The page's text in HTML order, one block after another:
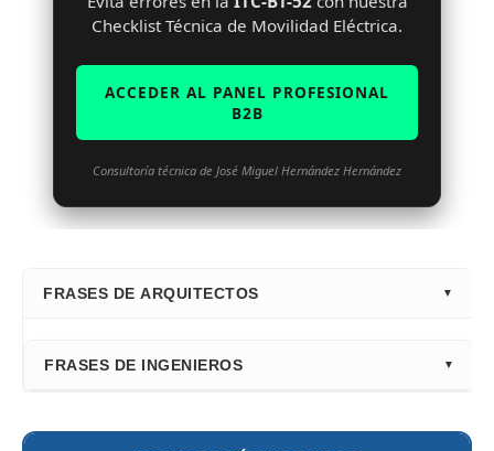
Checklist Técnica de Movilidad Eléctrica.
ACCEDER AL PANEL PROFESIONAL
B2B
Consultoría técnica de José Miguel Hernández Hernández
FRASES DE ARQUITECTOS
Santiago Calatrava
FRASES DE INGENIEROS